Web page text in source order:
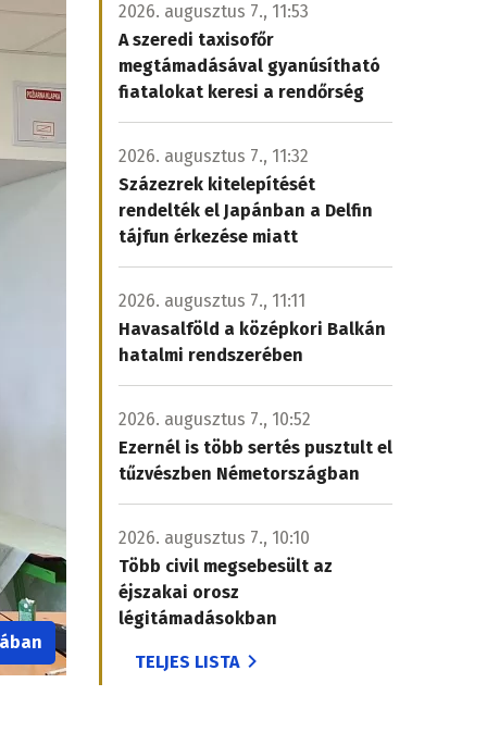
2026. augusztus 7., 11:53
A szeredi taxisofőr
megtámadásával gyanúsítható
fiatalokat keresi a rendőrség
2026. augusztus 7., 11:32
Százezrek kitelepítését
rendelték el Japánban a Delfin
tájfun érkezése miatt
2026. augusztus 7., 11:11
Havasalföld a középkori Balkán
hatalmi rendszerében
2026. augusztus 7., 10:52
Ezernél is több sertés pusztult el
tűzvészben Németországban
2026. augusztus 7., 10:10
Több civil megsebesült az
éjszakai orosz
légitámadásokban
TELJES LISTA